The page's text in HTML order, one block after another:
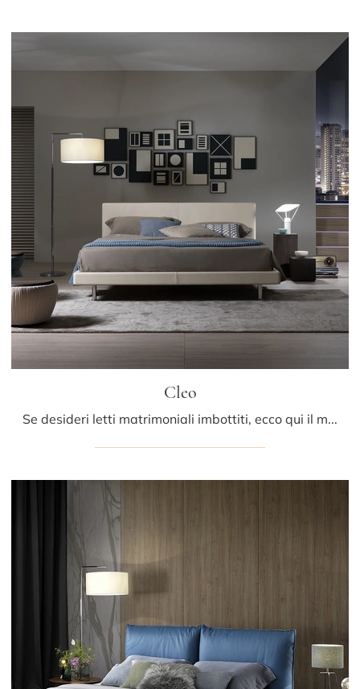
Cleo
Se desideri letti matrimoniali imbottiti, ecco qui il modello Cleo in pelle per impreziosire la zona notte.